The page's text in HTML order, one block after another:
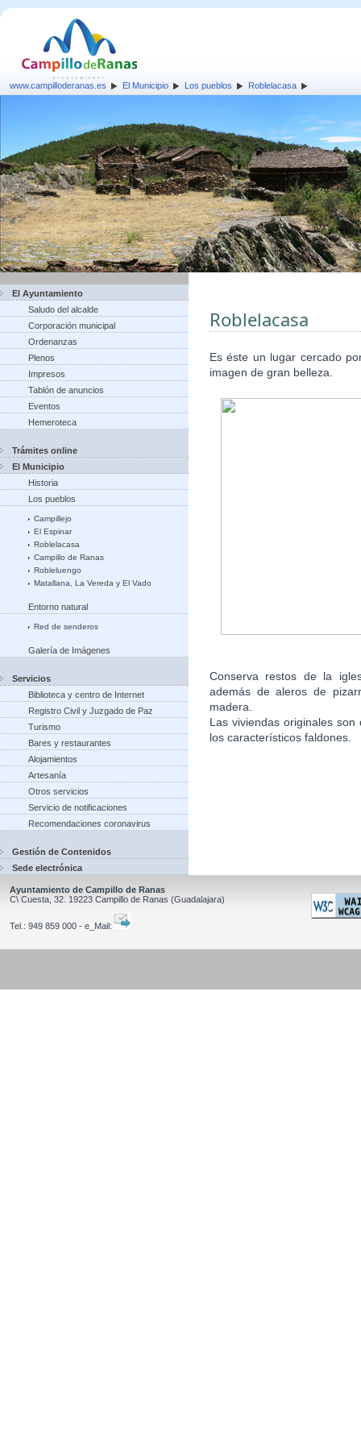
www.campilloderanas.es El Municipio Los pueblos Roblelacasa
El Ayuntamiento
Saludo del alcalde
Corporación municipal
Ordenanzas
Plenos
Impresos
Tablón de anuncios
Eventos
Hemeroteca
Trámites online
El Municipio
Historia
Los pueblos
Campillejo
El Espinar
Roblelacasa
Campillo de Ranas
Robleluengo
Matallana, La Vereda y El Vado
Entorno natural
Red de senderos
Galería de Imágenes
Servicios
Biblioteca y centro de Internet
Registro Civil y Juzgado de Paz
Turismo
Bares y restaurantes
Alojamientos
Artesanía
Otros servicios
Servicio de notificaciones
Recomendaciones coronavirus
Gestión de Contenidos
Sede electrónica
Roblelacasa
Es éste un lugar cercado
imagen de gran belleza.
Conserva restos de la
además de aleros de
madera.
Las viviendas originales
los característicos faldones.
Ayuntamiento de Campillo de Ranas
C\ Cuesta, 32. 19223 Campillo de Ranas (Guadalajara)
Tel.: 949 859 000 - e_Mail: